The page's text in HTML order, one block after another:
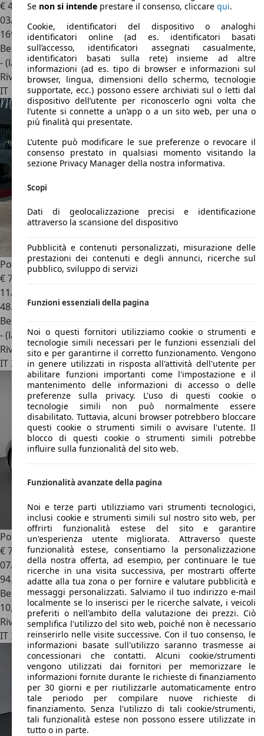
€ 48.997
03/2007
169.900 km
Benzina
- (l/100 km)
Rivenditore
IT 10020Pecetto Torinese - Torino - To
Porsche 997911 3.8 CARRERA 4S CABRIOLET MANUALE
€ 79.500
11/2005
48.602 km
Benzina
- (l/100 km)
Rivenditore
IT 24040 Arcene - Bergamo - Bg
Porsche 997911 Carrera S Cabriolet pdk
€ 73.000
07/2010
94.000 km
Benzina
10,8 l/100 km (comb.)
Rivenditore
IT 31030Castello Di Godego - Treviso - Tv
Se non si intende prestare il consenso, cliccare qui.
Cookie, identificatori del dispositivo o analoghi
identificatori online (ad es. identificatori basati
sull’accesso, identificatori assegnati casualmente,
identificatori basati sulla rete) insieme ad altre
informazioni (ad es. tipo di browser e informazioni sul
browser, lingua, dimensioni dello schermo, tecnologie
supportate, ecc.) possono essere archiviati sul o letti dal
dispositivo dell’utente per riconoscerlo ogni volta che
l’utente si connette a un’app o a un sito web, per una o
più finalità qui presentate.
L’utente può modificare le sue preferenze o revocare il
consenso prestato in qualsiasi momento visitando la
sezione Privacy Manager della nostra informativa.
Scopi
Dati di geolocalizzazione precisi e identificazione
attraverso la scansione del dispositivo
Pubblicità e contenuti personalizzati, misurazione delle
prestazioni dei contenuti e degli annunci, ricerche sul
pubblico, sviluppo di servizi
Funzioni essenziali della pagina
Noi o questi fornitori utilizziamo cookie o strumenti e
tecnologie simili necessari per le funzioni essenziali del
sito e per garantirne il corretto funzionamento. Vengono
in genere utilizzati in risposta all'attività dell'utente per
abilitare funzioni importanti come l'impostazione e il
mantenimento delle informazioni di accesso o delle
preferenze sulla privacy. L'uso di questi cookie o
tecnologie simili non può normalmente essere
disabilitato. Tuttavia, alcuni browser potrebbero bloccare
questi cookie o strumenti simili o avvisare l'utente. Il
blocco di questi cookie o strumenti simili potrebbe
influire sulla funzionalità del sito web.
Funzionalità avanzate della pagina
Noi e terze parti utilizziamo vari strumenti tecnologici,
inclusi cookie e strumenti simili sul nostro sito web, per
offrirti funzionalità estese del sito e garantire
un'esperienza utente migliorata. Attraverso queste
funzionalità estese, consentiamo la personalizzazione
della nostra offerta, ad esempio, per continuare le tue
ricerche in una visita successiva, per mostrarti offerte
adatte alla tua zona o per fornire e valutare pubblicità e
messaggi personalizzati. Salviamo il tuo indirizzo e-mail
localmente se lo inserisci per le ricerche salvate, i veicoli
preferiti o nell'ambito della valutazione dei prezzi. Ciò
semplifica l'utilizzo del sito web, poiché non è necessario
reinserirlo nelle visite successive. Con il tuo consenso, le
informazioni basate sull'utilizzo saranno trasmesse ai
concessionari che contatti. Alcuni cookie/strumenti
vengono utilizzati dai fornitori per memorizzare le
informazioni fornite durante le richieste di finanziamento
per 30 giorni e per riutilizzarle automaticamente entro
tale periodo per compilare nuove richieste di
finanziamento. Senza l'utilizzo di tali cookie/strumenti,
tali funzionalità estese non possono essere utilizzate in
tutto o in parte.